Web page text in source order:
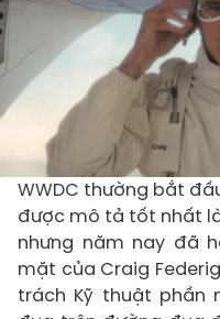
WWDC thường bắt
được mô tả tốt nhất
nhưng năm nay đã
mặt của Craig
trách Kỹ thuật phần